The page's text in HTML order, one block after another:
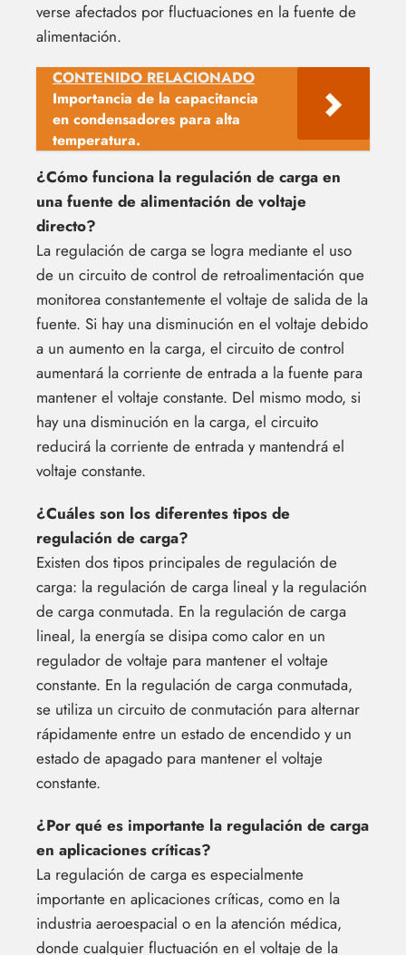
verse afectados por fluctuaciones en la fuente de
alimentación.
CONTENIDO RELACIONADO
Importancia de la capacitancia
en condensadores para alta
temperatura.
¿Cómo funciona la regulación de carga en
una fuente de alimentación de voltaje
directo?
La regulación de carga se logra mediante el uso
de un circuito de control de retroalimentación que
monitorea constantemente el voltaje de salida de la
fuente. Si hay una disminución en el voltaje debido
a un aumento en la carga, el circuito de control
aumentará la corriente de entrada a la fuente para
mantener el voltaje constante. Del mismo modo, si
hay una disminución en la carga, el circuito
reducirá la corriente de entrada y mantendrá el
voltaje constante.
¿Cuáles son los diferentes tipos de
regulación de carga?
Existen dos tipos principales de regulación de
carga: la regulación de carga lineal y la regulación
de carga conmutada. En la regulación de carga
lineal, la energía se disipa como calor en un
regulador de voltaje para mantener el voltaje
constante. En la regulación de carga conmutada,
se utiliza un circuito de conmutación para alternar
rápidamente entre un estado de encendido y un
estado de apagado para mantener el voltaje
constante.
¿Por qué es importante la regulación de carga
en aplicaciones críticas?
La regulación de carga es especialmente
importante en aplicaciones críticas, como en la
industria aeroespacial o en la atención médica,
donde cualquier fluctuación en el voltaje de la